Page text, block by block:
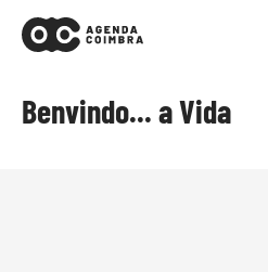
Benvindo... a Vida